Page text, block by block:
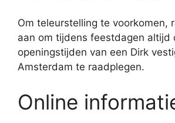
Om teleurstelling te voorkomen,
aan om tijdens feestdagen altijd
openingstijden van een Dirk
Amsterdam te raadplegen.
Online